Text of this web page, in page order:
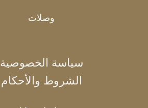
وصلات
سياسة الخصوصية
الشروط والأحكام